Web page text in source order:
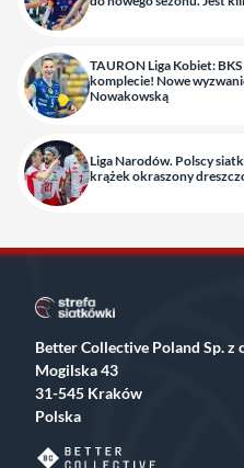
TAURON Liga Kobiet:
komplecie! Nowe
Nowakowską
Liga Narodów. Polscy
krążek okraszony
Better Collective Poland Sp. z
Mogilska 43
31-545 Kraków
Polska